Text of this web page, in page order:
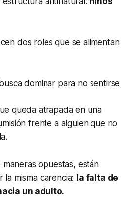
dos roles que se alimentan
dominar para no sentirse
queda atrapada en una
frente a alguien que no
opuestas, están
misma carencia: la falta de
un adulto.